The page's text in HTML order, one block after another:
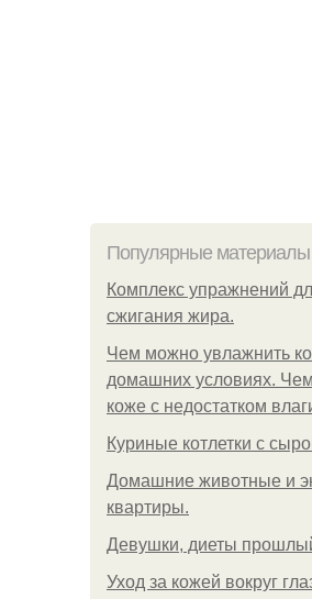
Популярные материалы
Комплекс упражнений
сжигания жира.
Чем можно увлажнить
домашних условиях.
коже с недостатком
Куриные котлетки с
Домашние животные и
квартиры.
Девушки, диеты
Уход за кожей вокруг